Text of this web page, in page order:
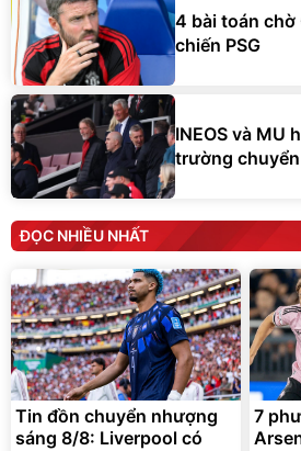
4 bài toán
chiến PSG
INEOS và MU
trường
ĐỌC NHIỀU NHẤT
Tin đồn chuyển nhượng
sáng 8/8: Liverpool có
7